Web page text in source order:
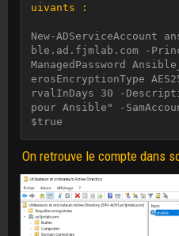
uivants :
New-ADServiceAccount
ble.ad.fjmlab.com -
ManagedPassword
erosEncryptionType
rvalInDays 30 -
pour Ansible" -
$true
On retrouve le compte dans